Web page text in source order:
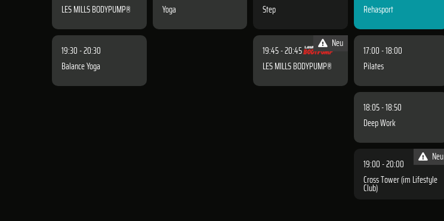
LES MILLS BODYPUMP®
19:30 - 20:30
Balance Yoga
Yoga
Step
Neu
19:45 - 20:45
LES MILLS BODYPUMP®
Rehasport
17:00 - 18:00
Pilates
18:05 - 18:50
Deep Work
Neu
19:00 - 20:00
Cross Tower (im Lifestyle
Club)